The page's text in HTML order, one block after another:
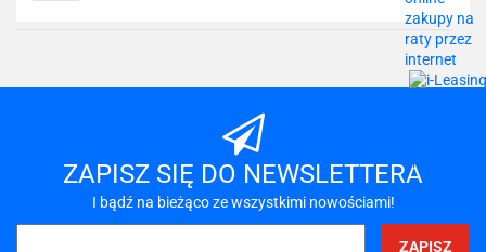
Do
ZAPISZ SIĘ DO NEWSLETTERA
I bądź na bieżąco ze wszystkimi nowościami!